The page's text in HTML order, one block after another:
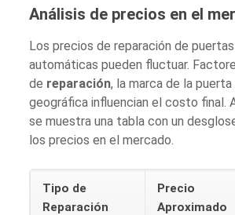
Análisis de precios en el
Los precios de reparación de
automáticas pueden fluctuar.
de reparación, la marca de la
geográfica influencian el costo final.
se muestra una tabla con un
los precios en el mercado.
Tipo de
Reparación
Precio
Aproximado